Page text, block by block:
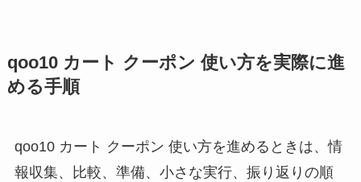
qoo10 カート クーポン 使い方を実際に進
める手順
qoo10 カート クーポン 使い方を進めるときは、情
報収集、比較、準備、小さな実行、振り返りの順